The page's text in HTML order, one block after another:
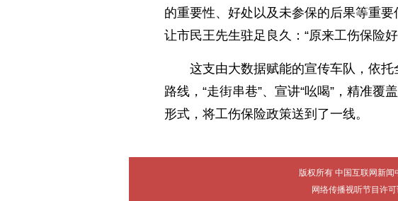
的重要性、好处以及未参保的后果等重
让市民王先生驻足良久：“原来工伤保险
这支由大数据赋能的宣传车队，依
路线，“走街串巷”、宣讲“吆喝”，精准
形式，将工伤保险政策送到了一线。